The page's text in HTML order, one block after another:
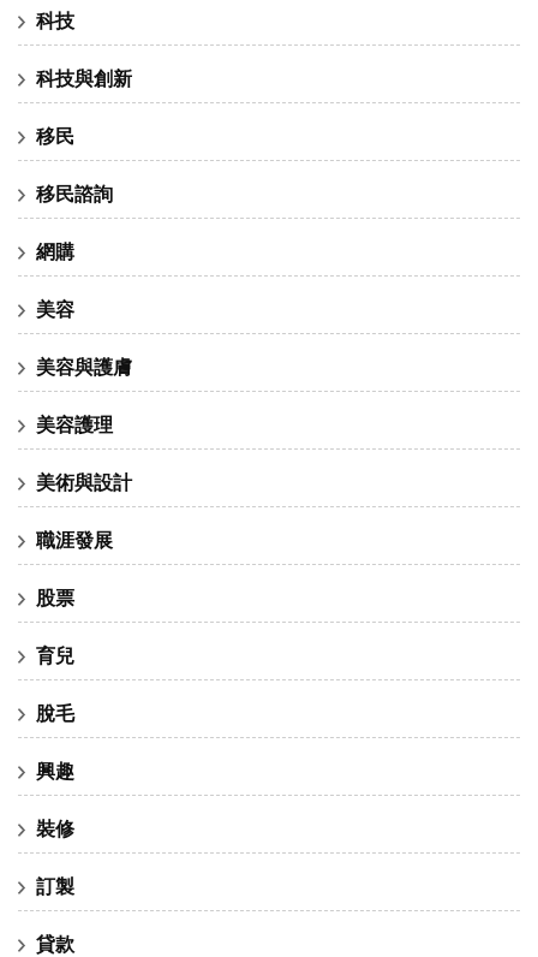
科技
科技與創新
移民
移民諮詢
網購
美容
美容與護膚
美容護理
美術與設計
職涯發展
股票
育兒
脫毛
興趣
裝修
訂製
貸款